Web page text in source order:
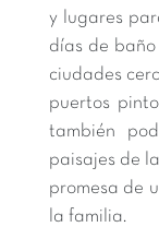
y lugares
días de
ciudades
puertos
también
paisajes de
promesa de
la familia.